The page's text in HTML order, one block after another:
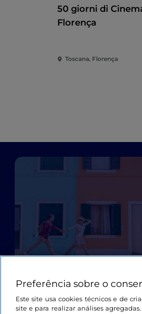
50 giorni di
Florença
Toscana, Florença
Preferência sobre o
Este site usa cookies técnicos e de
site e para realizar análises